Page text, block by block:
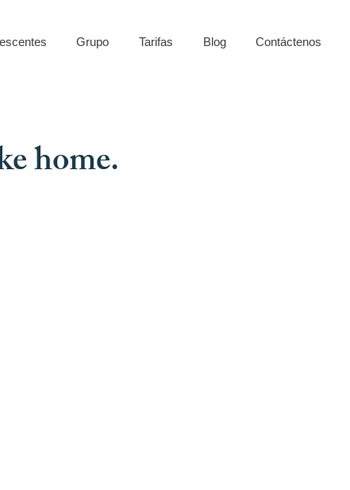
Grupo Tarifas Blog Contáctenos
home.